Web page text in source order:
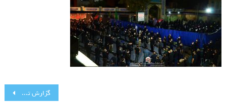
گزارش تصویری | شب دهم محرم الحرام ۱۴۴۲